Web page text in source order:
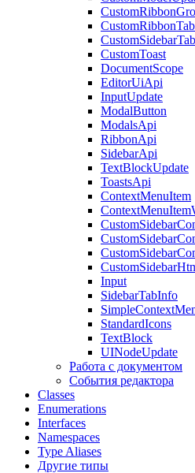
CustomToast
DocumentScope
EditorUiApi
InputUpdate
ModalButton
ModalsApi
RibbonApi
SidebarApi
TextBlockUpdate
ToastsApi
ContextMenuItem
Input
SidebarTabInfo
StandardIcons
TextBlock
UINodeUpdate
Работа с документом
События редактора
Classes
Enumerations
Interfaces
Namespaces
Type Aliases
Другие типы